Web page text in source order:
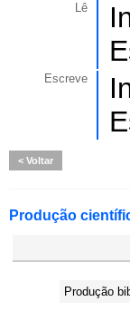
Lê
Escreve
Voltar
Produção
Produção